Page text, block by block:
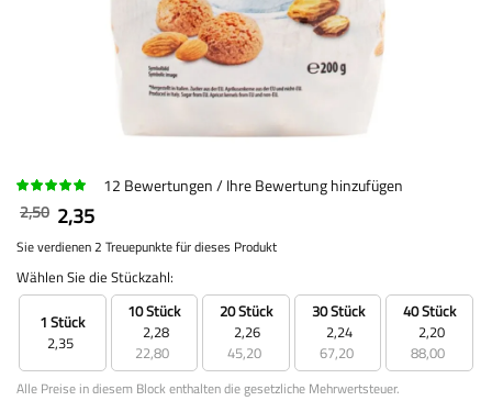
12 Bewertungen
Ihre Bewertung hinzufügen
2,50 2,35
Sie verdienen 2 Treuepunkte für dieses Produkt
Wählen Sie die Stückzahl:
1 Stück
2,35
10 Stück
2,28
22,80
20 Stück
2,26
45,20
30 Stück
2,24
67,20
40 Stück
2,20
88,00
Alle Preise in diesem Block enthalten die gesetzliche Mehrwertsteuer.